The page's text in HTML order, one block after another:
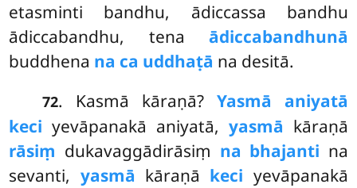
etasminti bandhu, ādiccassa bandhu
ādiccabandhu, tena ādiccabandhunā
buddhena na ca uddhaṭā na desitā.
72. Kasmā kāraṇā? Yasmā aniyatā
keci yevāpanakā aniyatā, yasmā kāraṇā
rāsiṃ dukavaggādirāsiṃ na bhajanti na
sevanti, yasmā kāraṇā keci yevāpanakā